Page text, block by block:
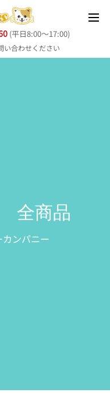
(平日8:00～17:00)
い合わせください
全商品
カンパニー